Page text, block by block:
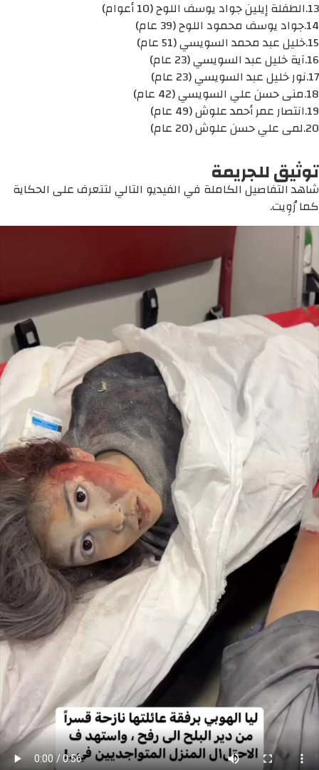
13.الطفلة إيلين جواد يوسف اللوح (10 أعوام)
14.جواد يوسف محمود اللوح (39 عام)
15.خليل عبد محمد السويسي (51 عام)
16.آية خليل عبد السويسي (23 عام)
17.نور خليل عبد السويسي (23 عام)
18.منى حسن علي السويسي (42 عام)
19.انتصار عمر أحمد علوش (49 عام)
20.لمى علي حسن علوش (20 عام)
توثيق للجريمة
شاهد التفاصيل الكاملة في الفيديو التالي لتتعرف على الحكاية
كما رُوِيت.